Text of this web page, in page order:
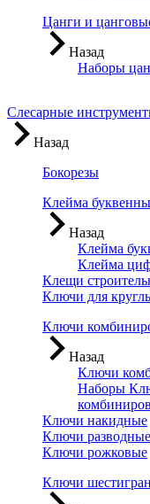
Цанги и
Назад
Наборы
Слесарные
Назад
Бокорезы
Клейма
Назад
Клейма
Клейма
Клещи
Ключи для
Ключи
Назад
Ключи
Наборы
Ключи накидные
Ключи разводные
Ключи рожковые
Ключи